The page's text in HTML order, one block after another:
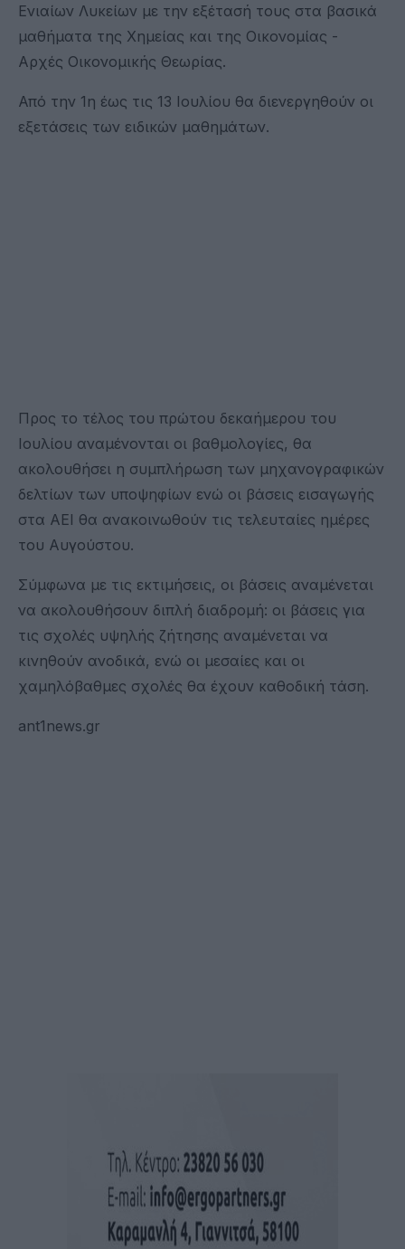
Ενιαίων Λυκείων με την εξέτασή τους στα βασικά
μαθήματα της Χημείας και της Οικονομίας -
Αρχές Οικονομικής Θεωρίας.
Από την 1η έως τις 13 Ιουλίου θα διενεργηθούν οι
εξετάσεις των ειδικών μαθημάτων.
Προς το τέλος του πρώτου δεκαήμερου του
Ιουλίου αναμένονται οι βαθμολογίες, θα
ακολουθήσει η συμπλήρωση των μηχανογραφικών
δελτίων των υποψηφίων ενώ οι βάσεις εισαγωγής
στα ΑΕΙ θα ανακοινωθούν τις τελευταίες ημέρες
του Αυγούστου.
Σύμφωνα με τις εκτιμήσεις, οι βάσεις αναμένεται
να ακολουθήσουν διπλή διαδρομή: οι βάσεις για
τις σχολές υψηλής ζήτησης αναμένεται να
κινηθούν ανοδικά, ενώ οι μεσαίες και οι
χαμηλόβαθμες σχολές θα έχουν καθοδική τάση.
ant1news.gr